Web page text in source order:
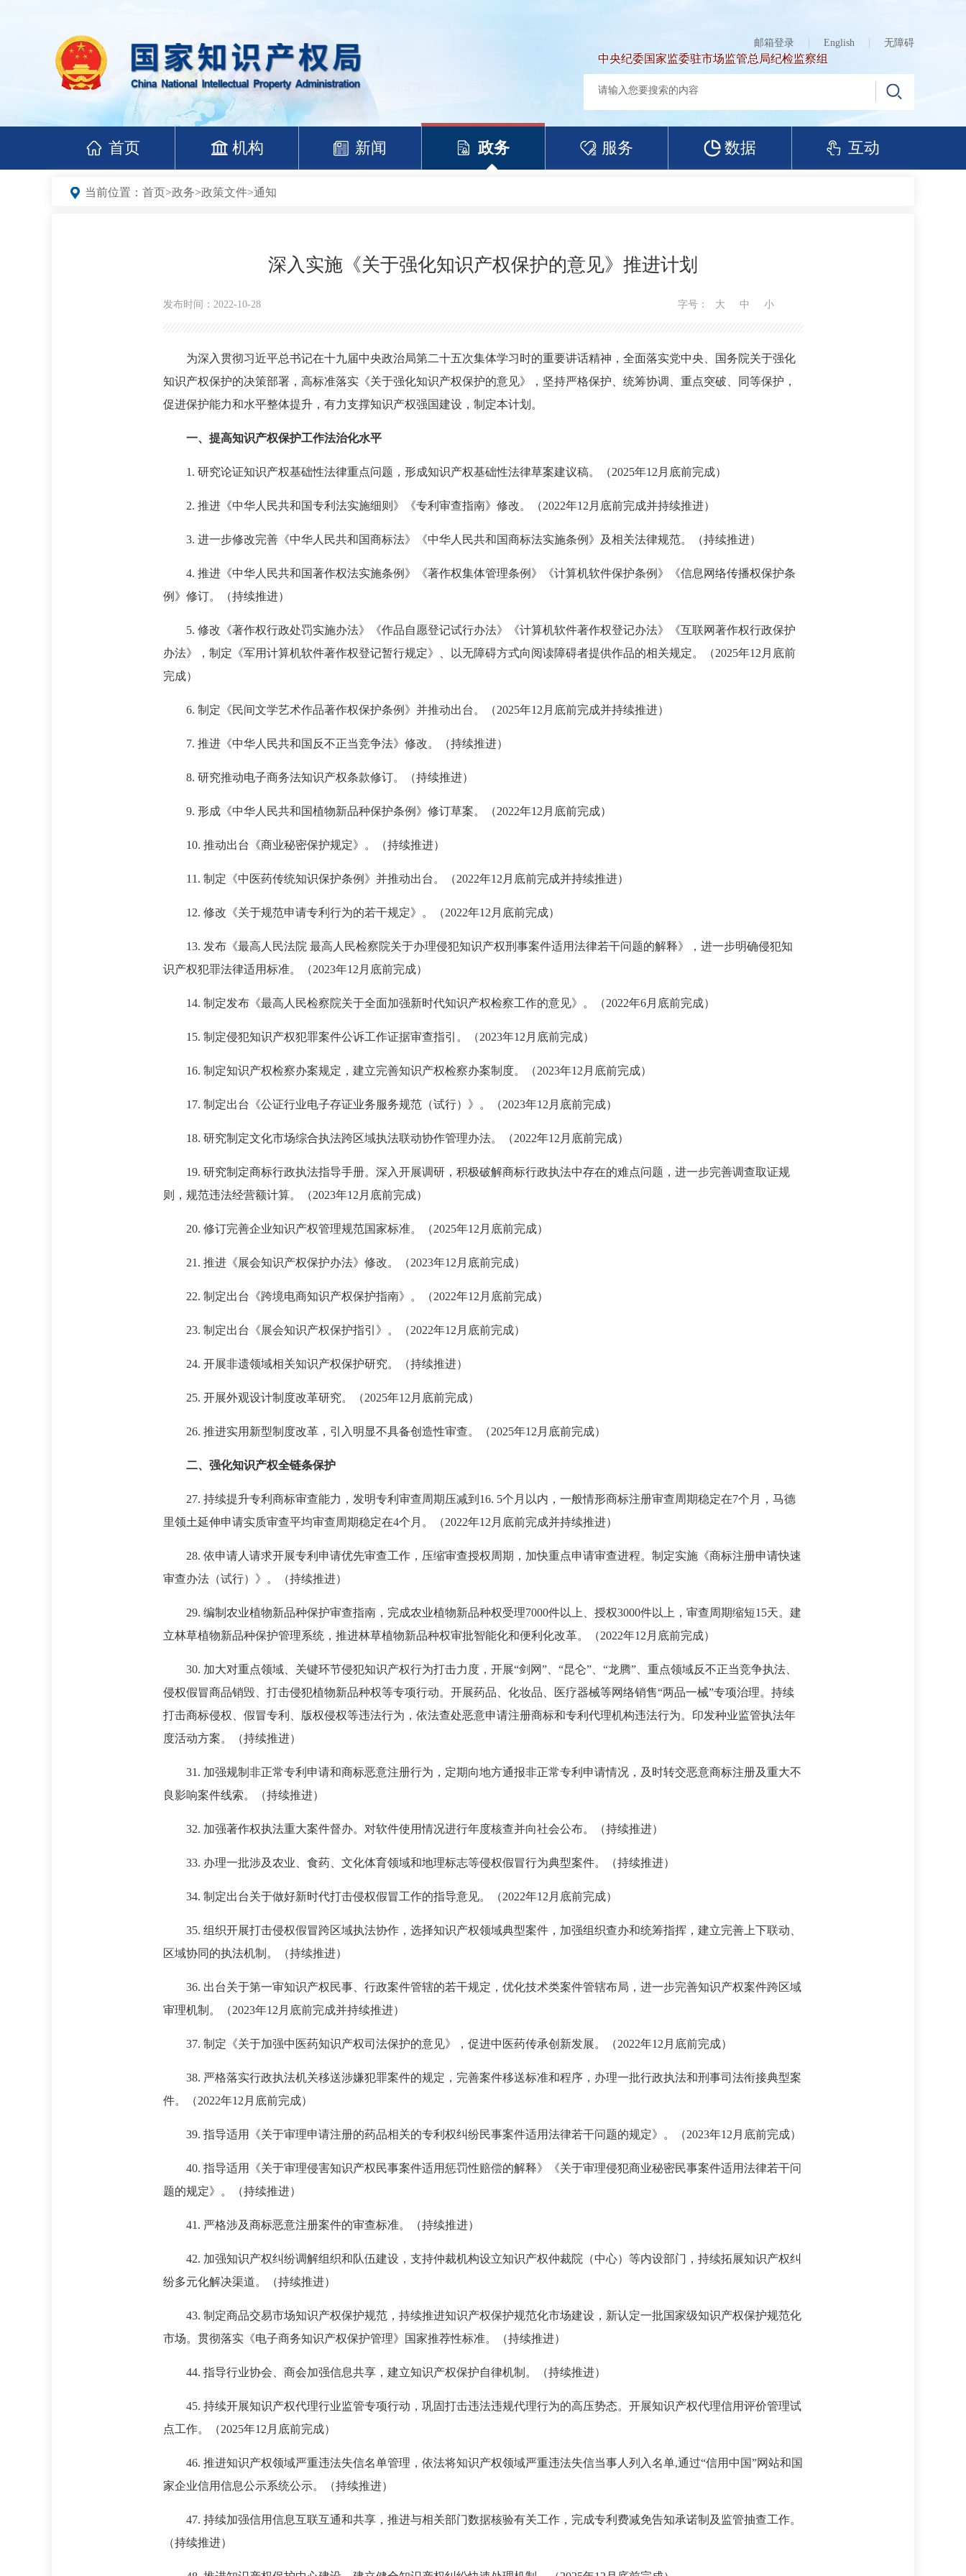
邮箱登录 English 无障碍
中央纪委国家监委驻市场监管总局纪检监察组
首页 机构 新闻 政务 服务 数据 互动
当前位置： 首页>政务>政策文件>通知
深入实施《关于强化知识产权保护的意见》推进计划
发布时间：2022-10-28 字号： 大 中 小
为深入贯彻习近平总书记在十九届中央政治局第二十五次集体学习时的重要讲话精神，全面落实党中央、国务院关于强化
知识产权保护的决策部署，高标准落实《关于强化知识产权保护的意见》，坚持严格保护、统筹协调、重点突破、同等保护，
促进保护能力和水平整体提升，有力支撑知识产权强国建设，制定本计划。
一、提高知识产权保护工作法治化水平
1. 研究论证知识产权基础性法律重点问题，形成知识产权基础性法律草案建议稿。（2025年12月底前完成）
2. 推进《中华人民共和国专利法实施细则》《专利审查指南》修改。（2022年12月底前完成并持续推进）
3. 进一步修改完善《中华人民共和国商标法》《中华人民共和国商标法实施条例》及相关法律规范。（持续推进）
4. 推进《中华人民共和国著作权法实施条例》《著作权集体管理条例》《计算机软件保护条例》《信息网络传播权保护条
例》修订。（持续推进）
5. 修改《著作权行政处罚实施办法》《作品自愿登记试行办法》《计算机软件著作权登记办法》《互联网著作权行政保护
办法》，制定《军用计算机软件著作权登记暂行规定》、以无障碍方式向阅读障碍者提供作品的相关规定。（2025年12月底前
完成）
6. 制定《民间文学艺术作品著作权保护条例》并推动出台。（2025年12月底前完成并持续推进）
7. 推进《中华人民共和国反不正当竞争法》修改。（持续推进）
8. 研究推动电子商务法知识产权条款修订。（持续推进）
9. 形成《中华人民共和国植物新品种保护条例》修订草案。（2022年12月底前完成）
10. 推动出台《商业秘密保护规定》。（持续推进）
11. 制定《中医药传统知识保护条例》并推动出台。（2022年12月底前完成并持续推进）
12. 修改《关于规范申请专利行为的若干规定》。（2022年12月底前完成）
13. 发布《最高人民法院 最高人民检察院关于办理侵犯知识产权刑事案件适用法律若干问题的解释》，进一步明确侵犯知
识产权犯罪法律适用标准。（2023年12月底前完成）
14. 制定发布《最高人民检察院关于全面加强新时代知识产权检察工作的意见》。（2022年6月底前完成）
15. 制定侵犯知识产权犯罪案件公诉工作证据审查指引。（2023年12月底前完成）
16. 制定知识产权检察办案规定，建立完善知识产权检察办案制度。（2023年12月底前完成）
17. 制定出台《公证行业电子存证业务服务规范（试行）》。（2023年12月底前完成）
18. 研究制定文化市场综合执法跨区域执法联动协作管理办法。（2022年12月底前完成）
19. 研究制定商标行政执法指导手册。深入开展调研，积极破解商标行政执法中存在的难点问题，进一步完善调查取证规
则，规范违法经营额计算。（2023年12月底前完成）
20. 修订完善企业知识产权管理规范国家标准。（2025年12月底前完成）
21. 推进《展会知识产权保护办法》修改。（2023年12月底前完成）
22. 制定出台《跨境电商知识产权保护指南》。（2022年12月底前完成）
23. 制定出台《展会知识产权保护指引》。（2022年12月底前完成）
24. 开展非遗领域相关知识产权保护研究。（持续推进）
25. 开展外观设计制度改革研究。（2025年12月底前完成）
26. 推进实用新型制度改革，引入明显不具备创造性审查。（2025年12月底前完成）
二、强化知识产权全链条保护
27. 持续提升专利商标审查能力，发明专利审查周期压减到16. 5个月以内，一般情形商标注册审查周期稳定在7个月，马德
里领土延伸申请实质审查平均审查周期稳定在4个月。（2022年12月底前完成并持续推进）
28. 依申请人请求开展专利申请优先审查工作，压缩审查授权周期，加快重点申请审查进程。制定实施《商标注册申请快速
审查办法（试行）》。（持续推进）
29. 编制农业植物新品种保护审查指南，完成农业植物新品种权受理7000件以上、授权3000件以上，审查周期缩短15天。建
立林草植物新品种保护管理系统，推进林草植物新品种权审批智能化和便利化改革。（2022年12月底前完成）
30. 加大对重点领域、关键环节侵犯知识产权行为打击力度，开展“剑网”、“昆仑”、“龙腾”、重点领域反不正当竞争执法、
侵权假冒商品销毁、打击侵犯植物新品种权等专项行动。开展药品、化妆品、医疗器械等网络销售“两品一械”专项治理。持续
打击商标侵权、假冒专利、版权侵权等违法行为，依法查处恶意申请注册商标和专利代理机构违法行为。印发种业监管执法年
度活动方案。（持续推进）
31. 加强规制非正常专利申请和商标恶意注册行为，定期向地方通报非正常专利申请情况，及时转交恶意商标注册及重大不
良影响案件线索。（持续推进）
32. 加强著作权执法重大案件督办。对软件使用情况进行年度核查并向社会公布。（持续推进）
33. 办理一批涉及农业、食药、文化体育领域和地理标志等侵权假冒行为典型案件。（持续推进）
34. 制定出台关于做好新时代打击侵权假冒工作的指导意见。（2022年12月底前完成）
35. 组织开展打击侵权假冒跨区域执法协作，选择知识产权领域典型案件，加强组织查办和统筹指挥，建立完善上下联动、
区域协同的执法机制。（持续推进）
36. 出台关于第一审知识产权民事、行政案件管辖的若干规定，优化技术类案件管辖布局，进一步完善知识产权案件跨区域
审理机制。（2023年12月底前完成并持续推进）
37. 制定《关于加强中医药知识产权司法保护的意见》，促进中医药传承创新发展。（2022年12月底前完成）
38. 严格落实行政执法机关移送涉嫌犯罪案件的规定，完善案件移送标准和程序，办理一批行政执法和刑事司法衔接典型案
件。（2022年12月底前完成）
39. 指导适用《关于审理申请注册的药品相关的专利权纠纷民事案件适用法律若干问题的规定》。（2023年12月底前完成）
40. 指导适用《关于审理侵害知识产权民事案件适用惩罚性赔偿的解释》《关于审理侵犯商业秘密民事案件适用法律若干问
题的规定》。（持续推进）
41. 严格涉及商标恶意注册案件的审查标准。（持续推进）
42. 加强知识产权纠纷调解组织和队伍建设，支持仲裁机构设立知识产权仲裁院（中心）等内设部门，持续拓展知识产权纠
纷多元化解决渠道。（持续推进）
43. 制定商品交易市场知识产权保护规范，持续推进知识产权保护规范化市场建设，新认定一批国家级知识产权保护规范化
市场。贯彻落实《电子商务知识产权保护管理》国家推荐性标准。（持续推进）
44. 指导行业协会、商会加强信息共享，建立知识产权保护自律机制。（持续推进）
45. 持续开展知识产权代理行业监管专项行动，巩固打击违法违规代理行为的高压势态。开展知识产权代理信用评价管理试
点工作。（2025年12月底前完成）
46. 推进知识产权领域严重违法失信名单管理，依法将知识产权领域严重违法失信当事人列入名单,通过“信用中国”网站和国
家企业信用信息公示系统公示。（持续推进）
47. 持续加强信用信息互联互通和共享，推进与相关部门数据核验有关工作，完成专利费减免告知承诺制及监管抽查工作。
（持续推进）